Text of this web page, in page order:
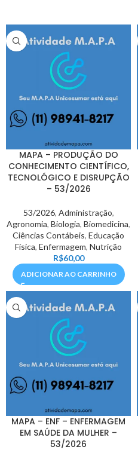
MAPA – PRODUÇÃO DO
CONHECIMENTO CIENTÍFICO,
TECNOLÓGICO E DISRUPÇÃO
– 53/2026
53/2026, Administração,
Agronomia, Biologia, Biomedicina,
Ciências Contábeis, Educação
Física, Enfermagem, Nutrição
R$60,00
ADICIONAR AO CARRINHO
MAPA – ENF – ENFERMAGEM
EM SAÚDE DA MULHER –
53/2026